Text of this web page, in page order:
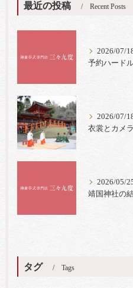
最近の投稿 Recent Posts
2026/07/
予約ハード
2026/07/
衣裳とカメ
2026/05/
靖国神社の
タグ Tags